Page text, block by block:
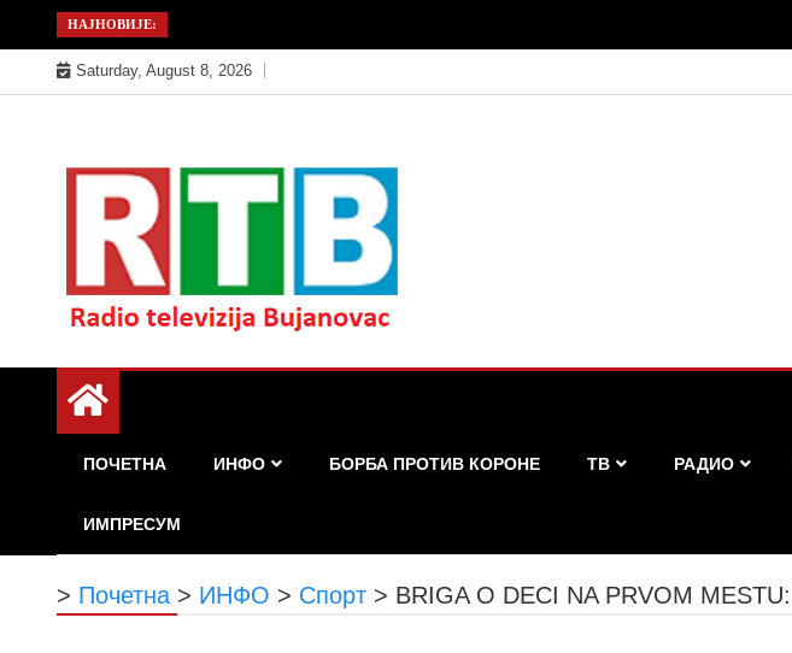
to
content
НАЈНОВИЈЕ:
Saturday, August 8, 2026
РТБ Бујановац
ПОЧЕТНА ИНФО БОРБА ПРОТИВ КОРОНЕ ТВ РАДИО
ИМПРЕСУМ
> Почетна > ИНФО > Спорт > BRIGA O DECI NA PRVOM